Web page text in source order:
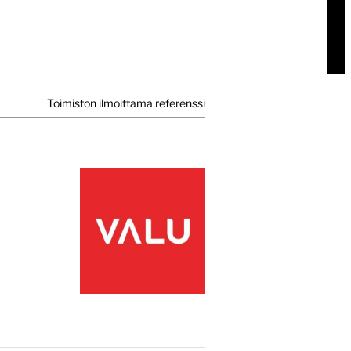
Toimiston ilmoittama referenssi